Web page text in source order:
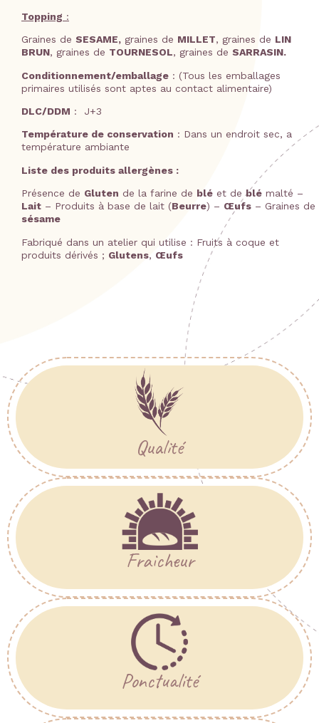
Topping :
Graines de SESAME, graines de MILLET, graines de LIN
BRUN, graines de TOURNESOL, graines de SARRASIN.
Conditionnement/emballage : (Tous les emballages
primaires utilisés sont aptes au contact alimentaire)
DLC/DDM : J+3
Température de conservation : Dans un endroit sec, a
température ambiante
Liste des produits allergènes :
Présence de Gluten de la farine de blé et deblé malté –
Lait – Produits à base de lait (Beurre) – Œufs – Graines de
sésame
Fabriqué dans un atelier qui utilise : Fruits à coque et
produits dérivés ; Glutens, Œufs
Qualité
Fraicheur
Ponctualité